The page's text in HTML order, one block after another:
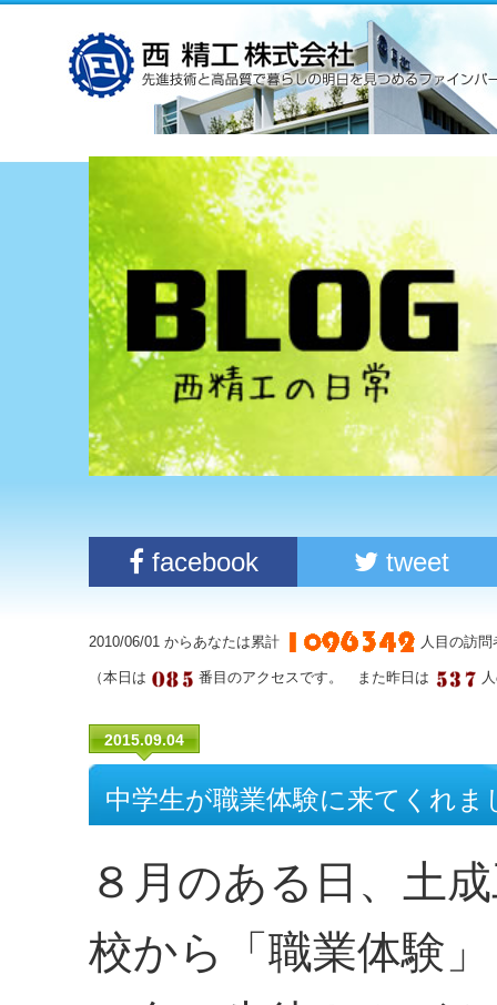
facebook tweet
2010/06/01 からあなたは累計 人目の訪
（本日は 番目のアクセスです。 また昨日は
2015.09.04
中学生が職業体験に来てくれま
８月のある日、土
校から「職業体験